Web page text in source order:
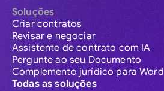
Soluções
Criar contratos
Revisar e negociar
Assistente de contrato com IA
Pergunte ao seu Documento
Complemento jurídico para Word
Todas as soluções